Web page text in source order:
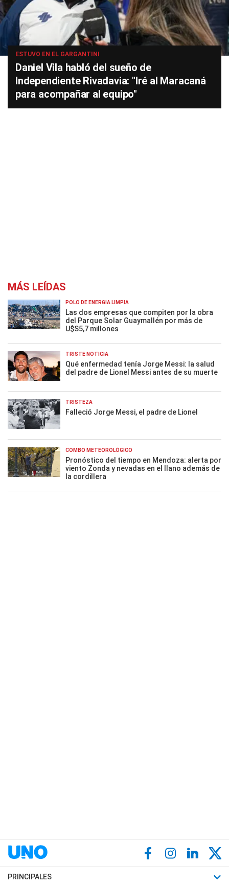
ESTUVO EN EL GARGANTINI
Daniel Vila habló del sueño de
Independiente Rivadavia: "Iré al Maracaná
para acompañar al equipo"
MÁS LEÍDAS
POLO DE ENERGÍA LIMPIA
Las dos empresas que compiten por la obra
del Parque Solar Guaymallén por más de
U$S5,7 millones
TRISTE NOTICIA
Qué enfermedad tenía Jorge Messi: la salud
del padre de Lionel Messi antes de su muerte
TRISTEZA
Falleció Jorge Messi, el padre de Lionel
COMBO METEOROLÓGICO
Pronóstico del tiempo en Mendoza: alerta por
viento Zonda y nevadas en el llano además de
la cordillera
PRINCIPALES